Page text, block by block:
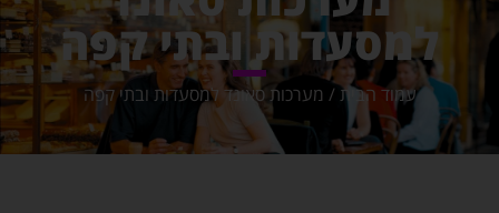
למסעדות ובתי קפה
עמוד הבית / מערכות סאונד למסעדות ובתי קפה